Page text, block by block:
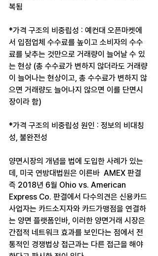
복됨​
*가격 구조의 비중립성 : 예컨대 오픈마켓에
서 입점업체 수수료를 높이고 소비자의 수수
료를 낮추는 것만으로 거래량이 늘어날 수 있
는 현상 (총 수수료가 변하지 않더라도 거래량
이 늘어나는 현상이고, 총 수수료가 변하지 않
으면 거래량도 늘어나지 않으면 이를 단면시
장이라 함) ​
*가격 구조의 비중립성 원인 : 정보의 비대칭
성, 불완전성
양면시장의 개념을 법에 도입한 사례가 있는
데, 미국 연방대법원은 이른바  AMEX 판결
즉 2018년 6월 Ohio vs. American
Express Co. 판결에서 다수의견은 신용카드
사업자는 카드소지자와 카드가맹점을 연결하
는 양면 플랫폼인바, 이러한 양면거래 시장은
간접적 네트워크 효과를 보인다는 점에서 전
통적인 경쟁법상 접근과는 다른 접근을 해야